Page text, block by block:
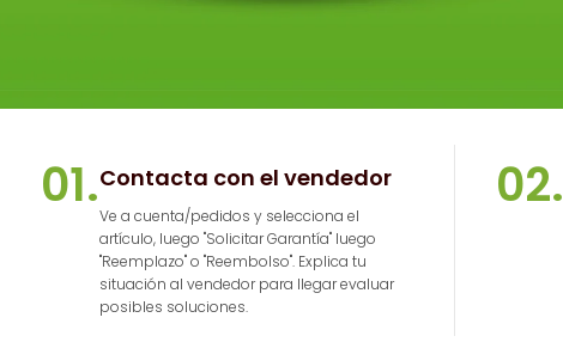
01.Contacta con el vendedor
Ve a cuenta/pedidos y selecciona el
artículo, luego "Solicitar Garantía" luego
"Reemplazo" o "Reembolso". Explica tu
situación al vendedor para llegar evaluar
posibles soluciones.
02.